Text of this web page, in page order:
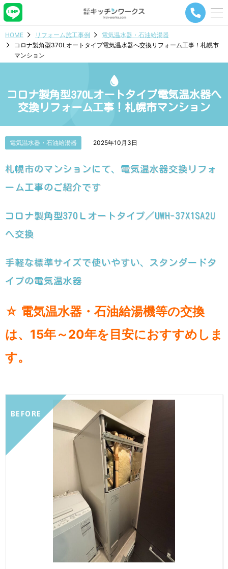
メ
ー
ビ
シ
ョ
タ
HOME リフォーム施工事例
電気温水器・石油給湯器
コロナ製角型370Lオートタイプ電気温水器へ交換リフォーム工事！札幌市
マンション
コロナ製角型370Lオートタイプ電気温水器へ
交換リフォーム工事！札幌市マンション
電気温水器・石油給湯器 2025年10月3日
札幌市のマンションにて、電気温水器交換リフォ
ーム工事のご紹介です
コロナ製角型370Ｌオートタイプ／UWH-37X1SA2U
へ交換
手軽な標準サイズで使いやすい、スタンダードタ
イプの電気温水器
☆ 電気温水器・石油給湯機等の交換
は、15年～20年を目安におすすめしま
す。
BEFORE